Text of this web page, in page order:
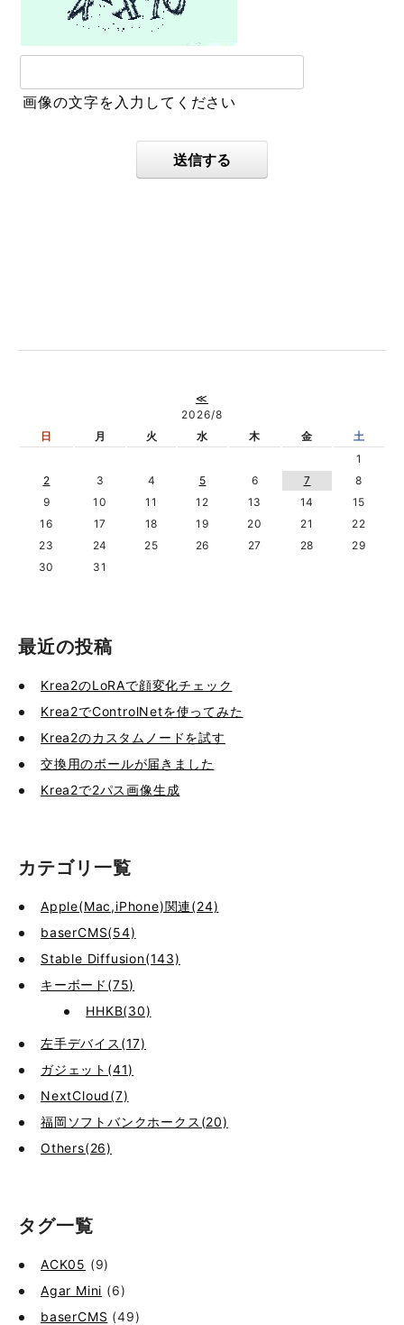
画像の文字を入力してください
送信する
≪
2026/8
日
月 火 水 木 金
土
1
2
3 4 5 6 7
8
9
10 11 12 13 14
15
16
17 18 19 20 21
22
23
24 25 26 27 28
29
30
31
最近の投稿
Krea2のLoRAで顔変化チェック
Krea2でControlNetを使ってみた
Krea2のカスタムノードを試す
交換用のボールが届きました
Krea2で2パス画像生成
カテゴリ一覧
Apple(Mac,iPhone)関連(24)
baserCMS(54)
Stable Diffusion(143)
キーボード(75)
HHKB(30)
左手デバイス(17)
ガジェット(41)
NextCloud(7)
福岡ソフトバンクホークス(20)
Others(26)
タグ一覧
ACK05 (9)
Agar Mini (6)
baserCMS (49)